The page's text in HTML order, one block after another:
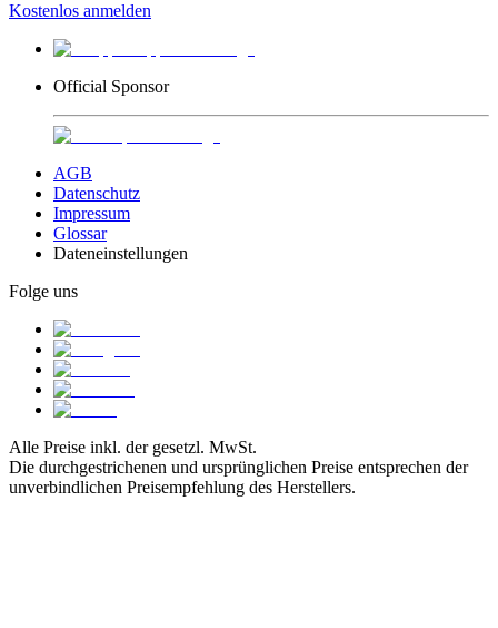
Kostenlos anmelden
Official Sponsor
AGB
Datenschutz
Impressum
Glossar
Dateneinstellungen
Folge uns
Alle Preise inkl. der gesetzl. MwSt.
Die durchgestrichenen und ursprünglichen Preise entsprechen der
unverbindlichen Preisempfehlung des Herstellers.